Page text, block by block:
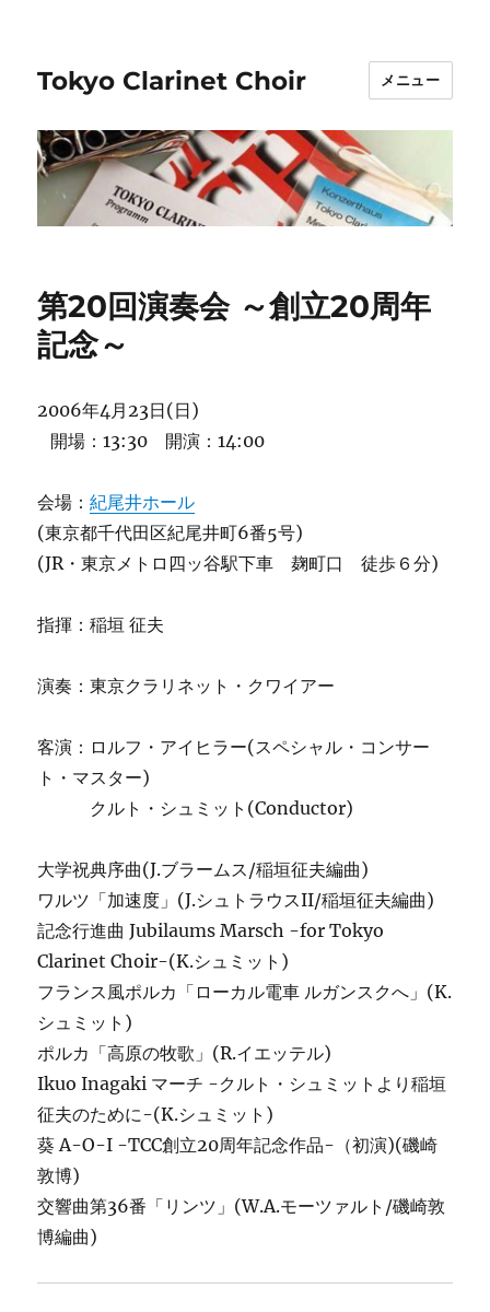
Tokyo Clarinet Choir メニュー
第20回演奏会 ～創立20周年
記念～
2006年4月23日(日)
開場：13:30 開演：14:00
会場：紀尾井ホール
(東京都千代田区紀尾井町6番5号)
(JR・東京メトロ四ッ谷駅下車 麹町口 徒歩６分)
指揮：稲垣 征夫
演奏：東京クラリネット・クワイアー
客演：ロルフ・アイヒラー(スペシャル・コンサー
ト・マスター)
クルト・シュミット(Conductor)
大学祝典序曲(J.ブラームス/稲垣征夫編曲)
ワルツ「加速度」(J.シュトラウスII/稲垣征夫編曲)
記念行進曲 Jubilaums Marsch -for Tokyo
Clarinet Choir-(K.シュミット)
フランス風ポルカ「ローカル電車 ルガンスクへ」(K.
シュミット)
ポルカ「高原の牧歌」(R.イエッテル)
Ikuo Inagaki マーチ -クルト・シュミットより稲垣
征夫のために-(K.シュミット)
葵 A-O-I -TCC創立20周年記念作品-（初演)(磯崎
敦博)
交響曲第36番「リンツ」(W.A.モーツァルト/磯崎敦
博編曲)